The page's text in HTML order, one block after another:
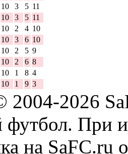
10 3 5 11
10 3 5 11
10 2 4 10
10 3 6 10
10 2 5 9
10 2 6 8
10 1 8 4
10 1 9 3
2004-2026
футбол. При
на SaFC.ru